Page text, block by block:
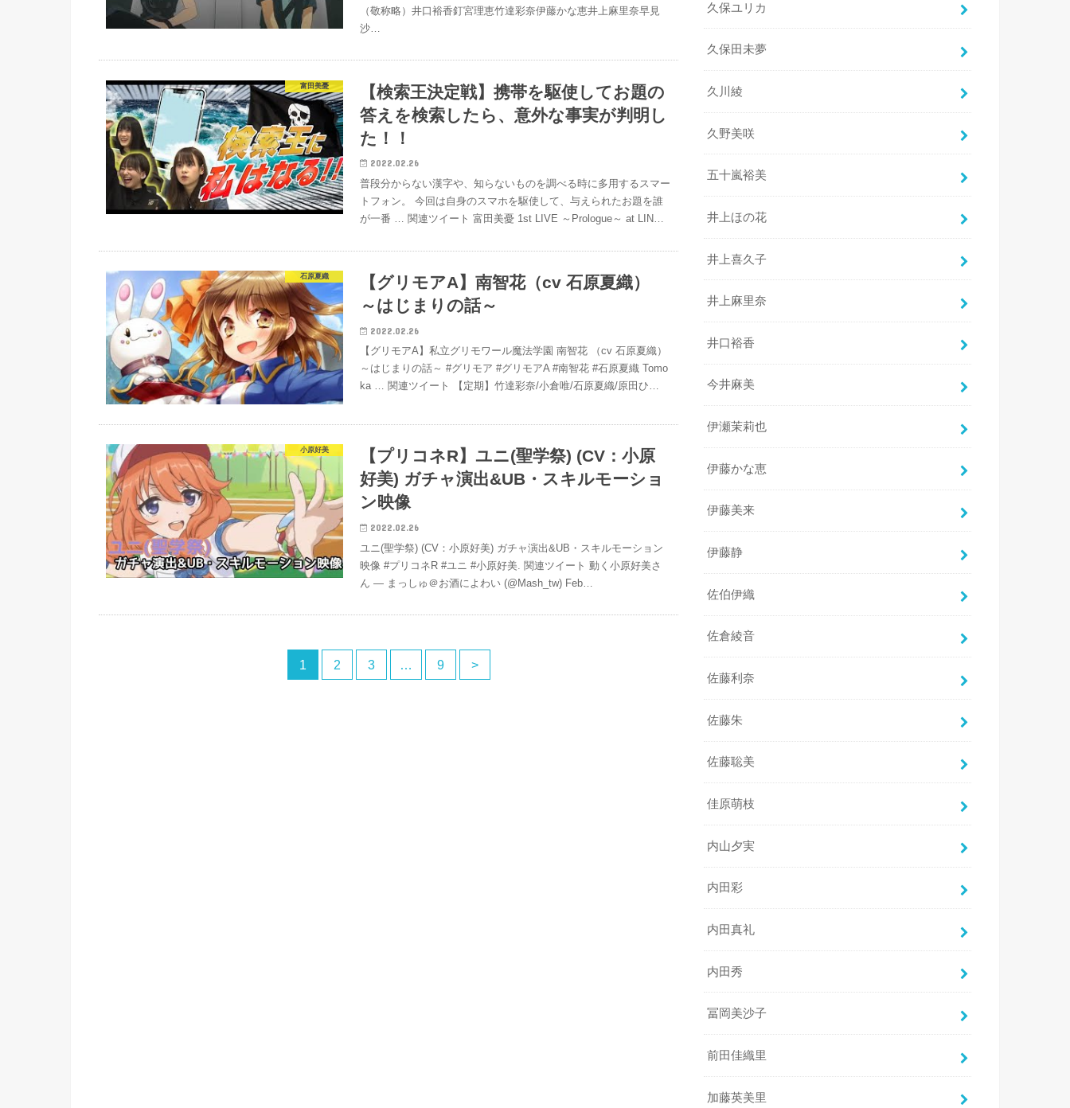
（敬称略）井口裕香釘宮理恵竹達彩奈伊藤かな恵井上麻里奈早見
沙…
富田美憂
【検索王決定戦】携帯を駆使してお題の
答えを検索したら、意外な事実が判明し
た！！
2022.02.26
普段分からない漢字や、知らないものを調べる時に多用するスマー
トフォン。 今回は自身のスマホを駆使して、与えられたお題を誰
が一番 … 関連ツイート 富田美憂 1st LIVE ～Prologue～ at LIN…
石原夏織
【グリモアA】南智花（cv 石原夏織）
～はじまりの話～
2022.02.26
【グリモアA】私立グリモワール魔法学園 南智花 （cv 石原夏織）
～はじまりの話～ #グリモア #グリモアA #南智花 #石原夏織 Tomo
ka … 関連ツイート 【定期】竹達彩奈/小倉唯/石原夏織/原田ひ…
小原好美
【プリコネR】ユニ(聖学祭) (CV：小原
好美) ガチャ演出&UB・スキルモーショ
ン映像
2022.02.26
ユニ(聖学祭) (CV：小原好美) ガチャ演出&UB・スキルモーション
映像 #プリコネR #ユニ #小原好美. 関連ツイート 動く小原好美さ
ん — まっしゅ＠お酒によわい (@Mash_tw) Feb…
1 2 3 9 >
久保ユリカ
久保田未夢
久川綾
久野美咲
五十嵐裕美
井上ほの花
井上喜久子
井上麻里奈
井口裕香
今井麻美
伊瀬茉莉也
伊藤かな恵
伊藤美来
伊藤静
佐伯伊織
佐倉綾音
佐藤利奈
佐藤朱
佐藤聡美
佳原萌枝
内山夕実
内田彩
内田真礼
内田秀
冨岡美沙子
前田佳織里
加藤英美里